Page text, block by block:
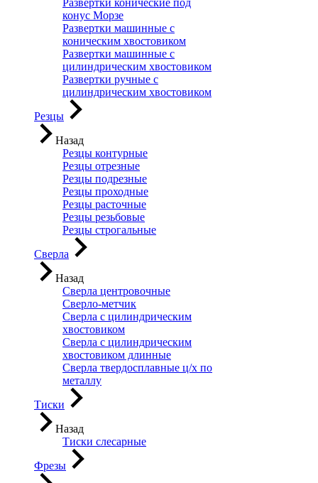
Развертки конические под
конус Морзе
Развертки машинные с
коническим хвостовиком
Развертки машинные с
цилиндрическим хвостовиком
Развертки ручные с
цилиндрическим хвостовиком
Резцы
Назад
Резцы контурные
Резцы отрезные
Резцы подрезные
Резцы проходные
Резцы расточные
Резцы резьбовые
Резцы строгальные
Сверла
Назад
Сверла центровочные
Сверло-метчик
Сверла с цилиндрическим
хвостовиком
Сверла с цилиндрическим
хвостовиком длинные
Сверла твердосплавные ц/х по
металлу
Тиски
Назад
Тиски слесарные
Фрезы